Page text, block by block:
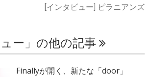
[インタビュー] ピラニアンズ
ュー」の他の記事
Finallyが開く、新たな「door」